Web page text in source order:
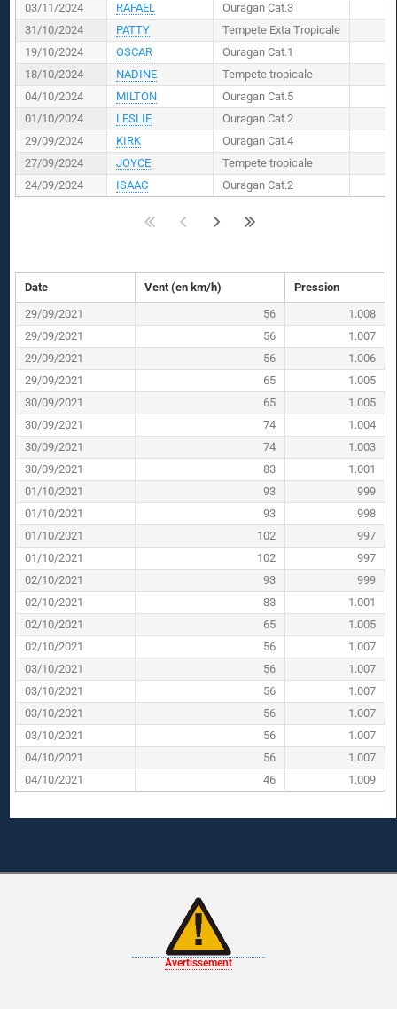
03/11/2024
RAFAEL
Ouragan Cat.3
31/10/2024
PATTY
Tempete Exta Tropicale
19/10/2024
OSCAR
Ouragan Cat.1
18/10/2024
NADINE
Tempete tropicale
04/10/2024
MILTON
Ouragan Cat.5
01/10/2024
LESLIE
Ouragan Cat.2
29/09/2024
KIRK
Ouragan Cat.4
27/09/2024
JOYCE
Tempete tropicale
24/09/2024
ISAAC Ouragan Cat.2
Date Vent (en km/h)
Pression
29/09/2021
56
1.008
29/09/2021
56
1.007
29/09/2021
56
1.006
29/09/2021
65
1.005
30/09/2021
65
1.005
30/09/2021
74
1.004
30/09/2021
74
1.003
30/09/2021
83
1.001
01/10/2021
93
999
01/10/2021
93
998
01/10/2021
102
997
01/10/2021
102
997
02/10/2021
93
999
02/10/2021
83
1.001
02/10/2021
65
1.005
02/10/2021
56
1.007
03/10/2021
56
1.007
03/10/2021
56
1.007
03/10/2021
56
1.007
03/10/2021
56
1.007
04/10/2021
56
1.007
04/10/2021
46 1.009
Avertissement